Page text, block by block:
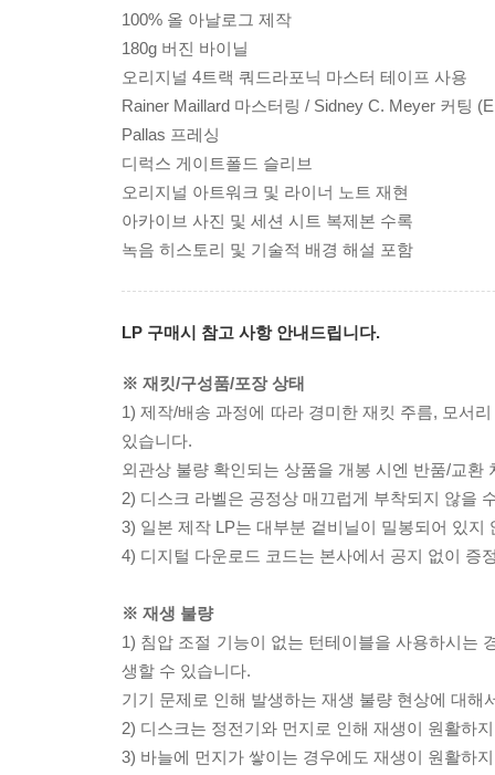
100% 올 아날로그 제작
180g 버진 바이닐
오리지널 4트랙 쿼드라포닉 마스터 테이프 사용
Rainer Maillard 마스터링 / Sidney C. Meyer 커팅
Pallas 프레싱
디럭스 게이트폴드 슬리브
오리지널 아트워크 및 라이너 노트 재현
아카이브 사진 및 세션 시트 복제본 수록
녹음 히스토리 및 기술적 배경 해설 포함
LP 구매시 참고 사항 안내드립니다.
※ 재킷/구성품/포장 상태
1) 제작/배송 과정에 따라 경미한 재킷 주름, 모서
있습니다.
외관상 불량 확인되는 상품을 개봉 시엔 반품/교환
2) 디스크 라벨은 공정상 매끄럽게 부착되지 않을
3) 일본 제작 LP는 대부분 겉비닐이 밀봉되어 있지
4) 디지털 다운로드 코드는 본사에서 공지 없이 증
※ 재생 불량
1) 침압 조절 기능이 없는 턴테이블을 사용하시는
생할 수 있습니다.
기기 문제로 인해 발생하는 재생 불량 현상에 대
2) 디스크는 정전기와 먼지로 인해 재생이 원활하
3) 바늘에 먼지가 쌓이는 경우에도 재생이 원활하